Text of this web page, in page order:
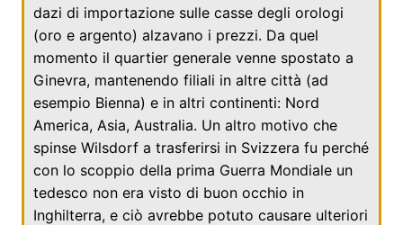
dazi di importazione sulle casse degli orologi
(oro e argento) alzavano i prezzi. Da quel
momento il quartier generale venne spostato a
Ginevra, mantenendo filiali in altre città (ad
esempio Bienna) e in altri continenti: Nord
America, Asia, Australia. Un altro motivo che
spinse Wilsdorf a trasferirsi in Svizzera fu perché
con lo scoppio della prima Guerra Mondiale un
tedesco non era visto di buon occhio in
Inghilterra, e ciò avrebbe potuto causare ulteriori